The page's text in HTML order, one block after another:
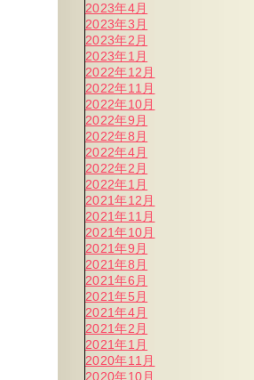
2023年4月
2023年3月
2023年2月
2023年1月
2022年12月
2022年11月
2022年10月
2022年9月
2022年8月
2022年4月
2022年2月
2022年1月
2021年12月
2021年11月
2021年10月
2021年9月
2021年8月
2021年6月
2021年5月
2021年4月
2021年2月
2021年1月
2020年11月
2020年10月